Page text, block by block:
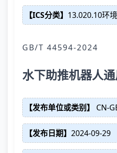
【ICS分类】 13.020.10环
GB/T 44594-2024
水下助推机器人
【发布单位或类别】 CN-
【发布日期】 2024-09-29